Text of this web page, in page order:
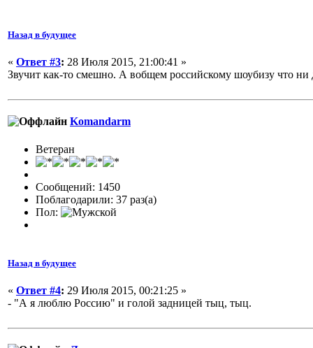
Назад в будущее
« Ответ #3: 28 Июля 2015, 21:00:41 »
Звучит как-то смешно. А вобщем российскому шоубизу что ни
Komandarm
Ветеран
Сообщений: 1450
Поблагодарили: 37 раз(а)
Пол:
Назад в будущее
« Ответ #4: 29 Июля 2015, 00:21:25 »
- "А я люблю Россию" и голой задницей тыц, тыц.